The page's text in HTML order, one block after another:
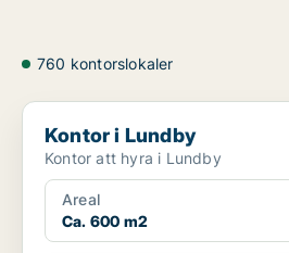
760 kontorslokaler
Kontor i Lundby
Kontor i Lundby
Kontor att hyra i Lundby
Areal
Ca. 600 m2